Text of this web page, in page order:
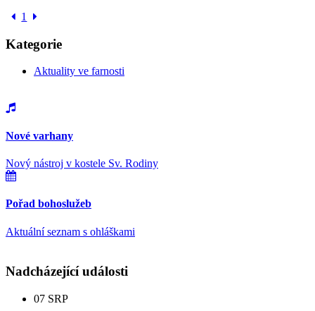
1
Kategorie
Aktuality ve farnosti
Nové varhany
Nový nástroj v kostele Sv. Rodiny
Pořad bohoslužeb
Aktuální seznam s ohláškami
Nadcházející události
07 SRP